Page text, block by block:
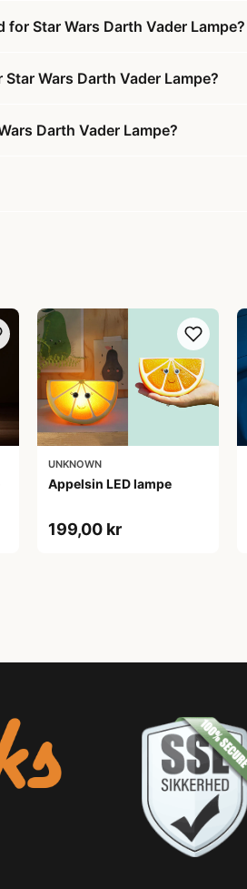
for Star Wars Darth Vader Lampe?
Wars Darth Vader Lampe?
Darth Vader Lampe?
UNKNOWN
Appelsin LED lampe
199,00 kr